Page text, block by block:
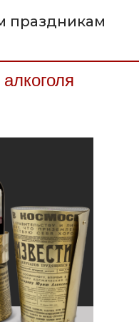
праздникам